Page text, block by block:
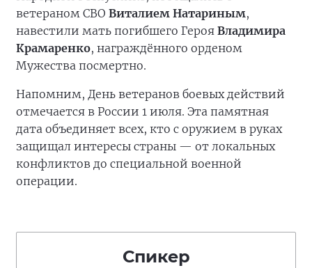
ветераном СВО Виталием Натариным,
навестили мать погибшего Героя Владимира
Крамаренко, награждённого орденом
Мужества посмертно.
Напомним, День ветеранов боевых действий
отмечается в России 1 июля. Эта памятная
дата объединяет всех, кто с оружием в руках
защищал интересы страны — от локальных
конфликтов до специальной военной
операции.
Спикер